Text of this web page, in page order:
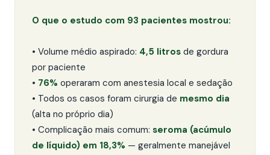
O que o estudo com 93 pacientes mostrou:
• Volume médio aspirado: 4,5 litros de gordura
por paciente
• 76% operaram com anestesia local e sedação
• Todos os casos foram cirurgia de mesmo dia
(alta no próprio dia)
• Complicação mais comum: seroma (acúmulo
de líquido) em 18,3% — geralmente manejável